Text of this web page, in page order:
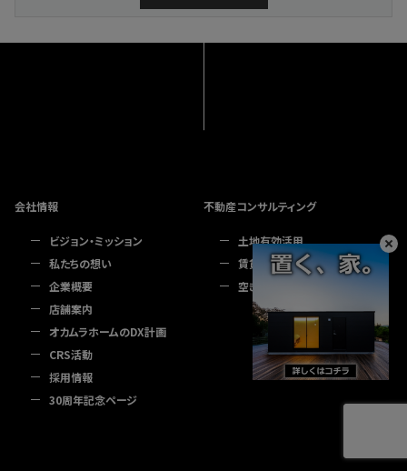
会社情報
ビジョン・ミッション
私たちの想い
企業概要
店舗案内
オカムラホームのDX計画
CRS活動
採用情報
30周年記念ページ
不動産コンサルティング
土地有効活用
賃貸経営
空き家でお困りの方へ